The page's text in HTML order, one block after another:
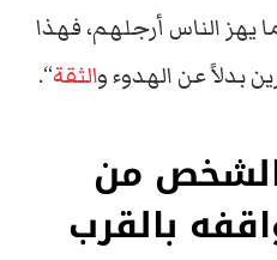
الناس أرجلهم، فهذا
بدلاً عن الهدوء والثقة“.
من
بالقرب